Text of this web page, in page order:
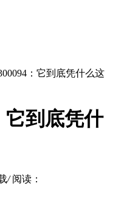
：它到底凭什么这
它到底凭什
/ 阅读：